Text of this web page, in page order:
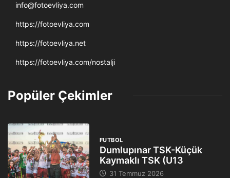
info@fotoevliya.com
https://fotoevliya.com
https://fotoevliya.net
https://fotoevliya.com/nostalji
Popüler Çekimler
FUTBOL
Dumlupınar TSK-Küçük
Kaymaklı TSK (U13
31 Temmuz 2026